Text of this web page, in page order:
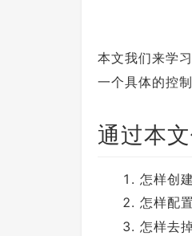
本文我们来学
一个具体的控
通过本
怎样创
怎样配
怎样去